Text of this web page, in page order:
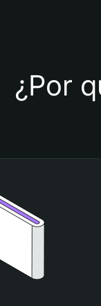
¿Por